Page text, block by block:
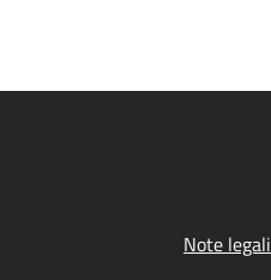
Note legali